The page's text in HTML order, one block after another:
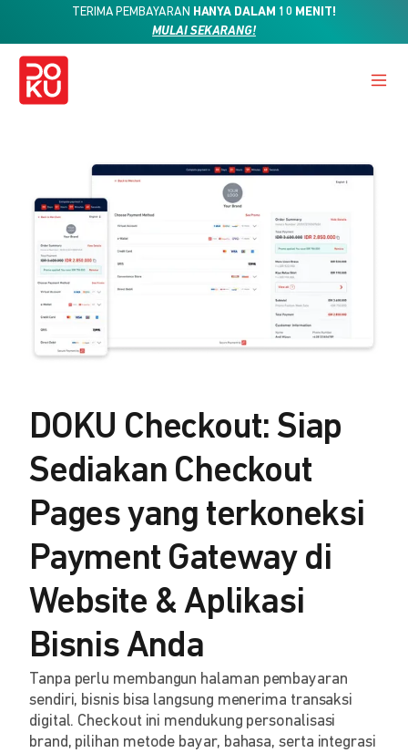
TERIMA PEMBAYARAN HANYA DALAM 10 MENIT!
MULAI SEKARANG!
DOKU Checkout: Siap
Sediakan Checkout
Pages yang terkoneksi
Payment Gateway di
Website & Aplikasi
Bisnis Anda
Tanpa perlu membangun halaman pembayaran
sendiri, bisnis bisa langsung menerima transaksi
digital. Checkout ini mendukung personalisasi
brand, pilihan metode bayar, bahasa, serta integrasi